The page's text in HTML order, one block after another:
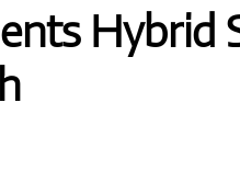
Hybrid